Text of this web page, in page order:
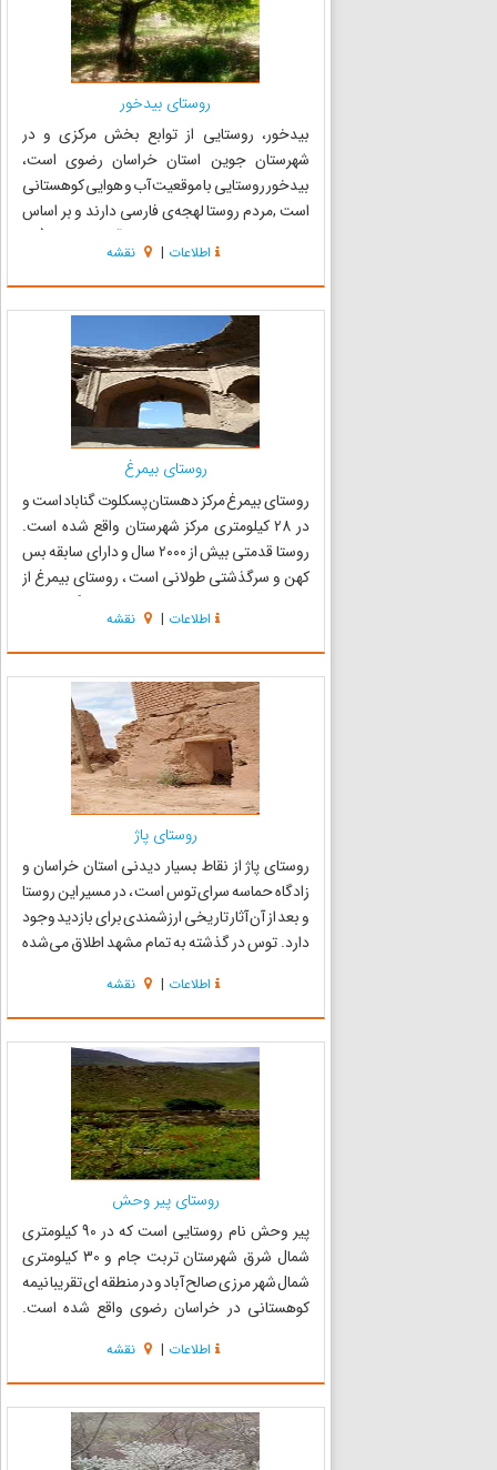
روستای بیدخور
بیدخور، روستایی از توابع بخش مرکزی و در
شهرستان جوین استان خراسان رضوی است،
بیدخور روستایی با موقعیت آب و هوایی کوهستانی
است ,مردم روستا لهجه‌ی فارسی دارند و بر اساس
خانوار) بوده است. این روستا یکی از قدیمی‌ترین
روستاهای شهرستان جوین می‌باشد که قدم...
اطلاعات | نقشه
روستای بیمرغ
روستای بیمرغ مرکز دهستان پسکلوت گناباد است و
در 28 کیلومتری مرکز شهرستان واقع شده است.
روستا قدمتی بیش از ۲۰۰۰ سال و دارای سابقه بس
کهن و سرگذشتی طولانی است ، روستای بیمرغ از
اطراف با روستاهای روشناوند ، نوده پشنگ ،اروک ،
شوراب همجوار است . در نزدیک این روستا آثار
باستانی معروف به تپه...
اطلاعات | نقشه
روستای پاژ
روستاى پاژ از نقاط بسیار دیدنى استان خراسان و
زادگاه حماسه سرای توس است ، در مسیر این روستا
و بعد از آن آثار تاریخی ارزشمندی برای بازدید وجود
دارد. توس در گذشته به تمام مشهد اطلاق می‌شده
می‌شود، این سرزمین که از تاریخی کهن در قبل و
بعد از اسل...
اطلاعات | نقشه
روستای پیر وحش
پیر وحش نام روستایی است که در 90 کیلومتری
شمال شرق شهرستان تربت جام و 30 کیلومتری
شمال شهر مرزی صالح آباد و در منطقه ای تقریبا نیمه
کوهستانی در خراسان رضوی واقع شده است.
فرا گرفته که بصورت طبیعی رشد کرده است. تمامی
این کوهها تحت نظر آستان ق...
اطلاعات | نقشه